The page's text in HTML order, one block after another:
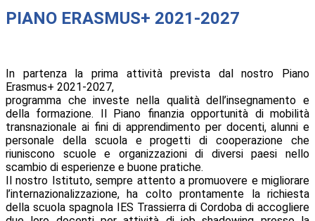
PIANO ERASMUS+ 2021-2027
In partenza la prima attività prevista dal nostro Piano
Erasmus+ 2021-2027,
programma che investe nella qualità dell’insegnamento e
della formazione. Il Piano finanzia opportunità di mobilità
transnazionale ai fini di apprendimento per docenti, alunni e
personale della scuola e progetti di cooperazione che
riuniscono scuole e organizzazioni di diversi paesi nello
scambio di esperienze e buone pratiche.
Il nostro Istituto, sempre attento a promuovere e migliorare
l’internazionalizzazione, ha colto prontamente la richiesta
della scuola spagnola IES Trassierra di Cordoba di accogliere